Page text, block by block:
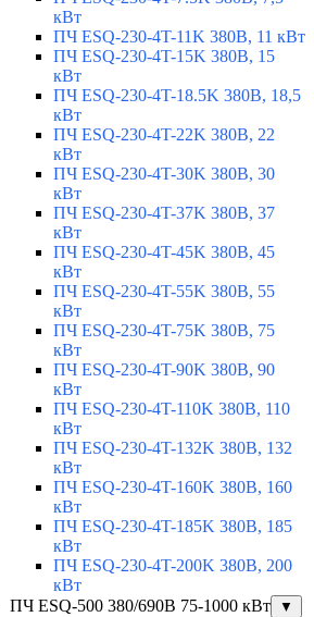
кВт
ПЧ ESQ-230-4T-11K 380В, 11 кВт
ПЧ ESQ-230-4T-15K 380В, 15
кВт
ПЧ ESQ-230-4T-18.5K 380В, 18,5
кВт
ПЧ ESQ-230-4T-22K 380В, 22
кВт
ПЧ ESQ-230-4T-30K 380В, 30
кВт
ПЧ ESQ-230-4T-37K 380В, 37
кВт
ПЧ ESQ-230-4T-45K 380В, 45
кВт
ПЧ ESQ-230-4T-55K 380В, 55
кВт
ПЧ ESQ-230-4T-75K 380В, 75
кВт
ПЧ ESQ-230-4T-90K 380В, 90
кВт
ПЧ ESQ-230-4T-110K 380В, 110
кВт
ПЧ ESQ-230-4T-132K 380В, 132
кВт
ПЧ ESQ-230-4T-160K 380В, 160
кВт
ПЧ ESQ-230-4T-185K 380В, 185
кВт
ПЧ ESQ-230-4T-200K 380В, 200
кВт
ПЧ ESQ-500 380/690В 75-1000 кВт
▼